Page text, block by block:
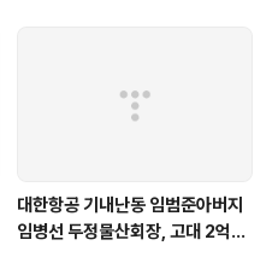
대한항공 기내난동 임범준아버지
임병선 두정물산회장, 고대 2억기